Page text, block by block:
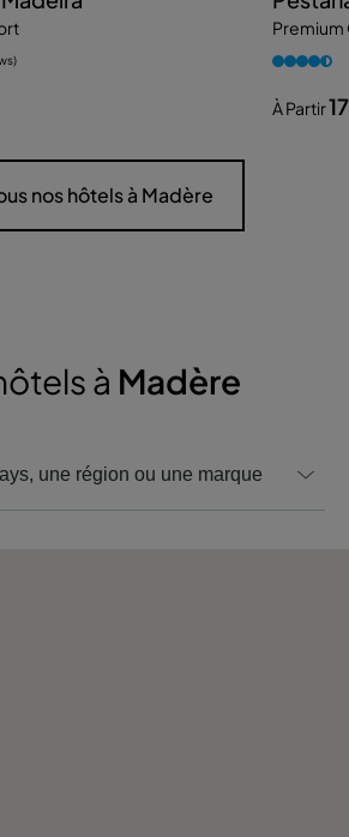
Premium
À Partir
nos hôtels à Madère
à Madère
une région ou une marque